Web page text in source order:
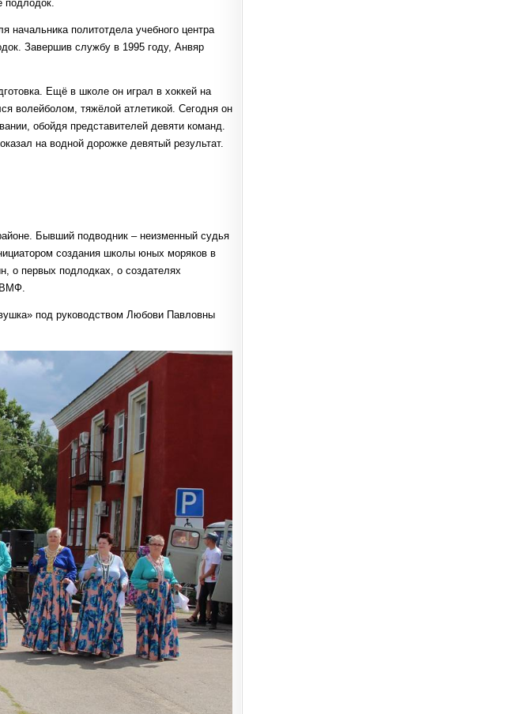
начальника политотдела учебного центра
Завершив службу в 1995 году, Анвяр
Ещё в школе он играл в хоккей на
волейболом, тяжёлой атлетикой. Сегодня он
обойдя представителей девяти команд.
на водной дорожке девятый результат.
Бывший подводник – неизменный судья
создания школы юных моряков в
о первых подлодках, о создателях
ВМФ.
под руководством Любови Павловны